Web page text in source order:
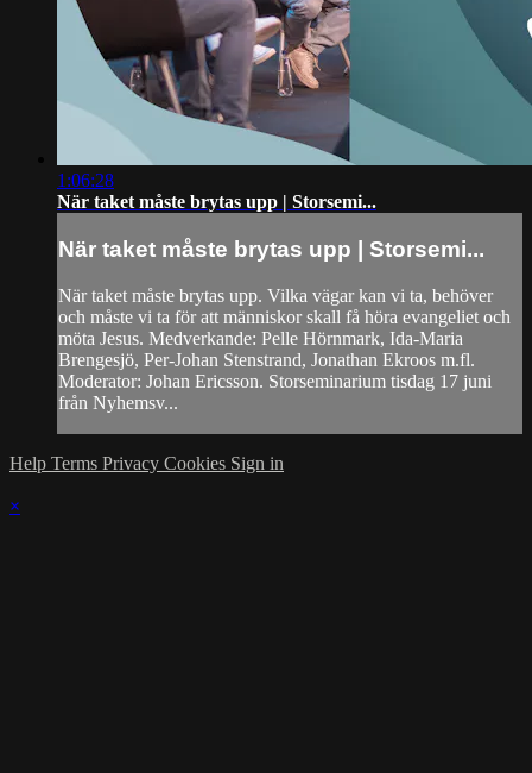
1:06:28
När taket måste brytas upp | Storsemi...
När taket måste brytas upp | Storsemi...
När taket måste brytas upp. Vilka vägar kan vi ta, behöver
och måste vi ta för att människor skall få höra evangeliet och
möta Jesus. Medverkande: Pelle Hörnmark, Ida-Maria
Brengesjö, Per-Johan Stenstrand, Jonathan Ekroos m.fl.
Moderator: Johan Ericsson. Storseminarium tisdag 17 juni
från Nyhemsv...
Help Terms Privacy Cookies Sign in
×